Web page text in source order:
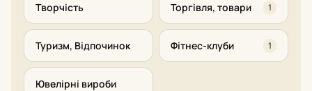
Творчість Торгівля, товари 1
Туризм, Відпочинок Фітнес-клуби 1
Ювелірні вироби